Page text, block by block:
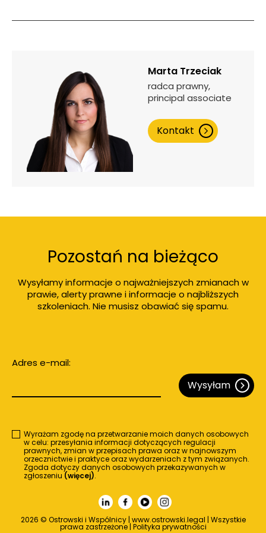
Marta Trzeciak
radca prawny,
principal associate
Kontakt
Pozostań na bieżąco
Wysyłamy informacje o najważniejszych zmianach w
prawie, alerty prawne i informacje o najbliższych
szkoleniach. Nie musisz obawiać się spamu.
Adres e-mail:
Wysyłam
Wyrażam zgodę na przetwarzanie moich danych osobowych
w celu: przesyłania informacji dotyczących regulacji
prawnych, zmian w przepisach prawa oraz w najnowszym
orzecznictwie i praktyce oraz wydarzeniach z tym związanych.
Zgoda dotyczy danych osobowych przekazywanych w
zgłoszeniu (więcej).
2026 © Ostrowski i Wspólnicy | www.ostrowski.legal | Wszystkie
prawa zastrzeżone | Polityka prywatności